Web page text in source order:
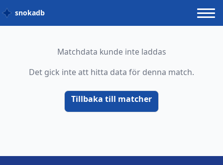
snokadb
Matchdata kunde inte laddas
Det gick inte att hitta data för denna match.
Tillbaka till matcher